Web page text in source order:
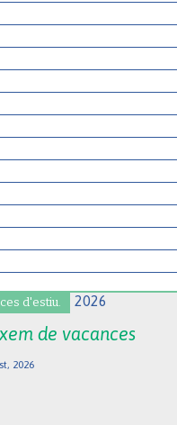
d'estiu.
de vacances
2026